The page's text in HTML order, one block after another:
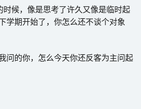
时候，像是思考了许久又像是临时起
学期开始了，你怎么还不谈个对象
问的你，怎么今天你还反客为主问起